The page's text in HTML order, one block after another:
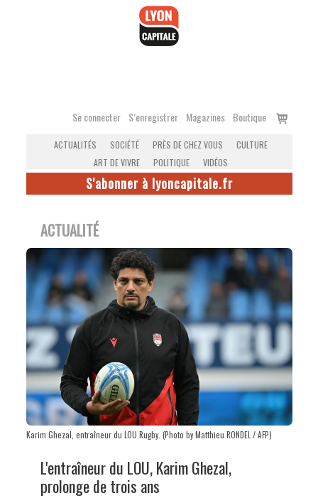
Se connecter S’enregistrer Magazines Boutique
Voir
ACTUALITÉS SOCIÉTÉ PRÈS DE CHEZ VOUS
CULTURE
ART DE VIVRE
POLITIQUE VIDÉOS
S'abonner à lyoncapitale.fr
ACTUALITÉ
Karim Ghezal, entraîneur du LOU Rugby. (Photo by Matthieu RONDEL / AFP)
L'entraîneur du LOU, Karim Ghezal,
prolonge de trois ans